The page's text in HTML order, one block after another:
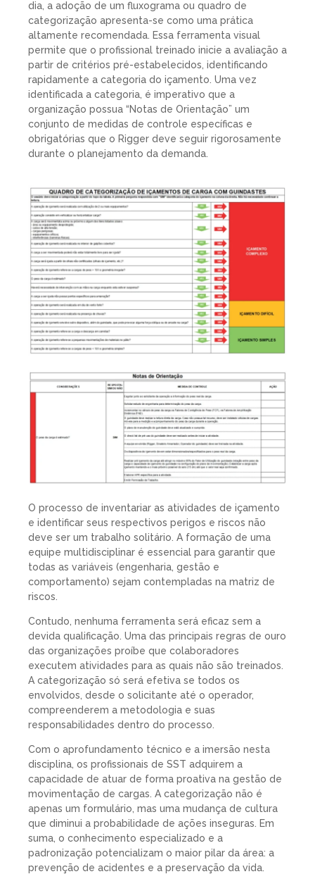
dia, a adoção de um fluxograma ou quadro de
categorização apresenta-se como uma prática
altamente recomendada. Essa ferramenta visual
permite que o profissional treinado inicie a avaliação a
partir de critérios pré-estabelecidos, identificando
rapidamente a categoria do içamento. Uma vez
identificada a categoria, é imperativo que a
organização possua “Notas de Orientação” um
conjunto de medidas de controle específicas e
obrigatórias que o Rigger deve seguir rigorosamente
durante o planejamento da demanda.
O processo de inventariar as atividades de içamento
e identificar seus respectivos perigos e riscos não
deve ser um trabalho solitário. A formação de uma
equipe multidisciplinar é essencial para garantir que
todas as variáveis (engenharia, gestão e
comportamento) sejam contempladas na matriz de
riscos.
Contudo, nenhuma ferramenta será eficaz sem a
devida qualificação. Uma das principais regras de ouro
das organizações proíbe que colaboradores
executem atividades para as quais não são treinados.
A categorização só será efetiva se todos os
envolvidos, desde o solicitante até o operador,
compreenderem a metodologia e suas
responsabilidades dentro do processo.
Com o aprofundamento técnico e a imersão nesta
disciplina, os profissionais de SST adquirem a
capacidade de atuar de forma proativa na gestão de
movimentação de cargas. A categorização não é
apenas um formulário, mas uma mudança de cultura
que diminui a probabilidade de ações inseguras. Em
suma, o conhecimento especializado e a
padronização potencializam o maior pilar da área: a
prevenção de acidentes e a preservação da vida.